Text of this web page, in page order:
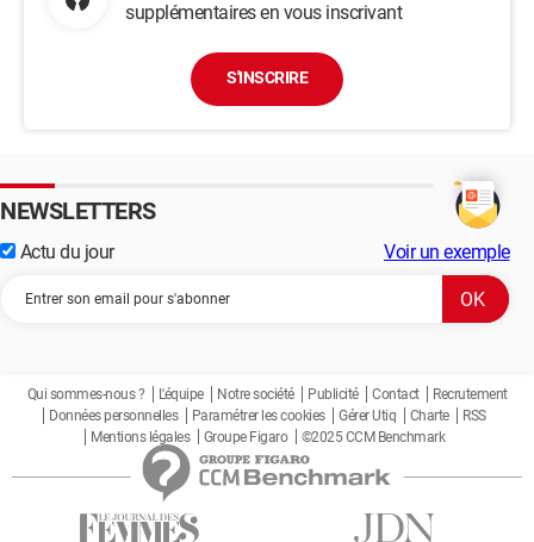
supplémentaires en vous inscrivant
S'INSCRIRE
NEWSLETTERS
Actu du jour Voir un exemple
Qui sommes-nous ? L'équipe Notre société Publicité Contact
Recrutement
Données personnelles
Paramétrer les cookies Gérer Utiq Charte
RSS
Mentions légales
Groupe Figaro ©2025 CCM Benchmark